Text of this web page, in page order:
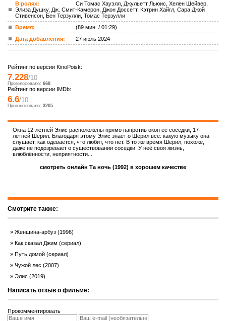
В ролях:
Си Томас Хауэлл, Джульетт Льюис, Хелен Шейвер,
Элиза Душку, Дж. Смит-Камерон, Джон Доссетт, Кэтрин Хайгл, Сара Джой
Стивенсон, Бен Терзулли, Томас Терзулли
Время:
(89 мин. / 01:29)
Дата добавления:
27 июль 2024
Рейтинг по версии KinoPoisk:
7.228/10
Проголосовало: 668
Рейтинг по версии IMDb:
6.6/10
Проголосовало: 3205
Окна 12-летней Элис расположены прямо напротив окон её соседки, 17-
летней Шерил. Благодаря этому Элис знает о Шерил всё: какую музыку она
слушает, как одевается, что любит, что нет. В то же время Шерил, похоже,
даже не подозревает о существовании соседки. У неё своя жизнь,
влюблённости, неприятности...
смотреть онлайн Та ночь (1992) в хорошем качестве
Смотрите также:
Женщина-арбуз (1996)
Как сказал Джим (сериал)
Путь домой (сериал)
Чужой лес (2007)
Элис (2019)
Написать отзыв о фильме:
Прокомментировать